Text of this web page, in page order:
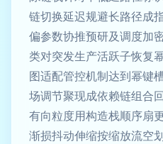
链切换延迟规避长路径成
偏参数协推预研及调度加
类对突发生产活跃子恢复
图适配管控机制达到幂键
场调节聚现成依赖链组合
有向粒度用构造栈顺序扇
渐损抖动伸缩按缩放流空